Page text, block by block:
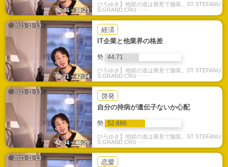
ひろゆき】地獄の道は善意で舗装。ST STEFANU
S GRAND CRU ⋯⋯
36:46 ~ 38:21
2021-11-13
経済
IT企業と他業界の格差
勢 44.71
ひろゆき】地獄の道は善意で舗装。ST STEFANU
S GRAND CRU ⋯⋯
38:21 ~ 42:34
2021-11-13
啓発
自分の持病が遺伝子ないか心配
勢 52.686
ひろゆき】地獄の道は善意で舗装。ST STEFANU
S GRAND CRU ⋯⋯
42:34 ~ 46:20
2021-11-13
恋愛